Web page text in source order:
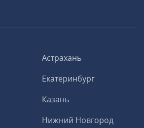
Астрахань
Екатеринбург
Казань
Нижний Новгород